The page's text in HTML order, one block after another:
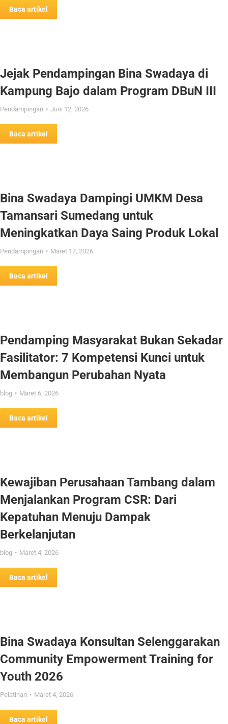
Baca artikel
Jejak Pendampingan Bina Swadaya di
Kampung Bajo dalam Program DBuN III
Pendampingan Juni 12, 2026
Baca artikel
Bina Swadaya Dampingi UMKM Desa
Tamansari Sumedang untuk
Meningkatkan Daya Saing Produk Lokal
Pendampingan Maret 17, 2026
Baca artikel
Pendamping Masyarakat Bukan Sekadar
Fasilitator: 7 Kompetensi Kunci untuk
Membangun Perubahan Nyata
blog Maret 6, 2026
Baca artikel
Kewajiban Perusahaan Tambang dalam
Menjalankan Program CSR: Dari
Kepatuhan Menuju Dampak
Berkelanjutan
blog Maret 4, 2026
Baca artikel
Bina Swadaya Konsultan Selenggarakan
Community Empowerment Training for
Youth 2026
Pelatihan Maret 4, 2026
Baca artikel